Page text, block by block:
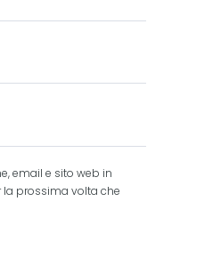
email e sito web in
prossima volta che